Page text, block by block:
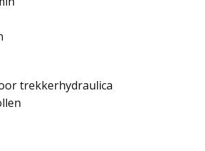
trekkerhydraulica